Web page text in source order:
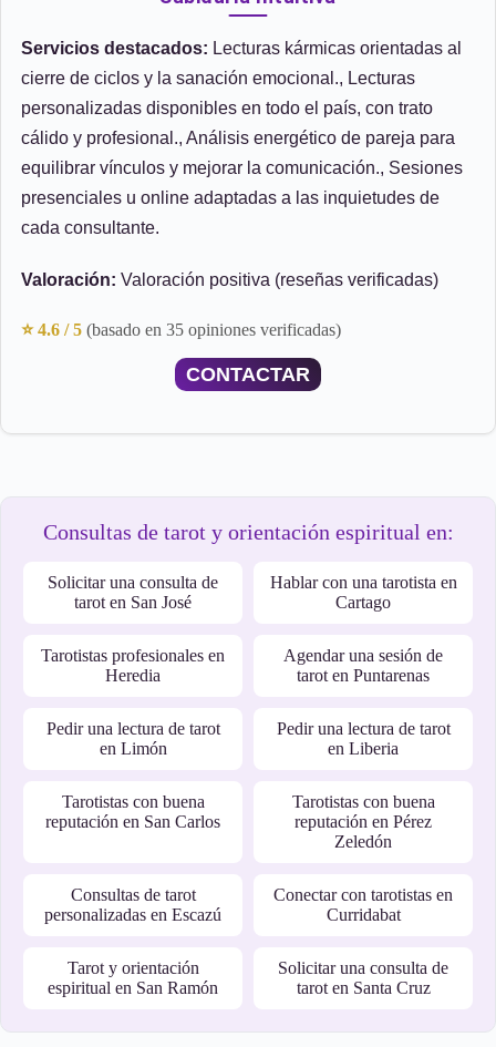
Servicios destacados: Lecturas kármicas orientadas al
cierre de ciclos y la sanación emocional., Lecturas
personalizadas disponibles en todo el país, con trato
cálido y profesional., Análisis energético de pareja para
equilibrar vínculos y mejorar la comunicación., Sesiones
presenciales u online adaptadas a las inquietudes de
cada consultante.
Valoración: Valoración positiva (reseñas verificadas)
⭐ 4.6 / 5 (basado en 35 opiniones verificadas)
CONTACTAR
Consultas de tarot y orientación espiritual en:
Solicitar una consulta de
tarot en San José
Hablar con una tarotista en
Cartago
Tarotistas profesionales en
Heredia
Agendar una sesión de
tarot en Puntarenas
Pedir una lectura de tarot
en Limón
Pedir una lectura de tarot
en Liberia
Tarotistas con buena
reputación en San Carlos
Tarotistas con buena
reputación en Pérez
Zeledón
Consultas de tarot
personalizadas en Escazú
Conectar con tarotistas en
Curridabat
Tarot y orientación
espiritual en San Ramón
Solicitar una consulta de
tarot en Santa Cruz